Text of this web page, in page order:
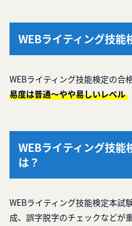
WEBライティング技能
WEBライティング技能検定の合
易度は普通～やや易しいレベル
WEBライティング技
は？
WEBライティング技能検定本試
成、誤字脱字のチェックなどが